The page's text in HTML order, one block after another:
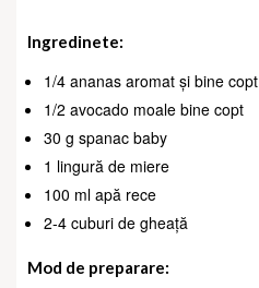
Ingredinete:
1/4 ananas aromat și bine copt
1/2 avocado moale bine copt
30 g spanac baby
1 lingură de miere
100 ml apă rece
2-4 cuburi de gheață
Mod de preparare: